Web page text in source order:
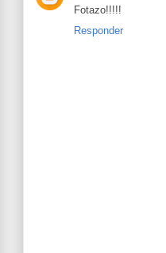
Fotazo!!!!!
Responder